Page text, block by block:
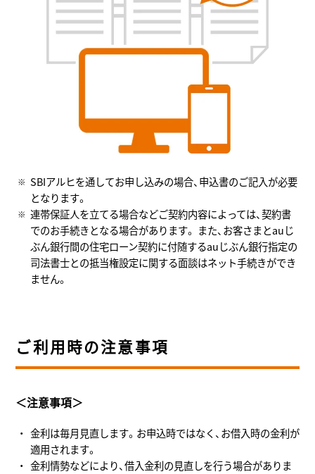
SBIアルヒを通してお申し込みの場合、申込書のご記入が必要
となります。
連帯保証人を立てる場合などご契約内容によっては、契約書
でのお手続きとなる場合があります。 また、お客さまとauじ
ぶん銀行間の住宅ローン契約に付随するauじぶん銀行指定の
司法書士との抵当権設定に関する面談はネット手続きができ
ません。
ご利用時の注意事項
＜注意事項＞
金利は毎月見直します。お申込時ではなく、お借入時の金利が
適用されます。
金利情勢などにより、借入金利の見直しを行う場合がありま